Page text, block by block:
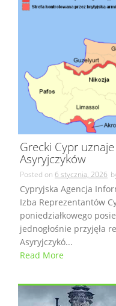
Grecki Cypr
Asyryjczyków
Posted on 6 stycznia, 2026
Cypryjska Agencja
Izba Reprezentantów
poniedziałkowego
jednogłośnie przyjęła
Asyryjczykó...
Read More